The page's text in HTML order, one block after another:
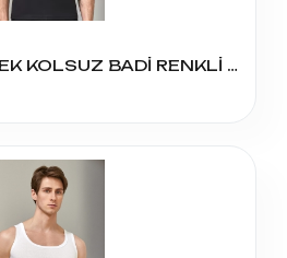
1013 RİBANA ERKEK KOLSUZ BADİ RENKLİ 51